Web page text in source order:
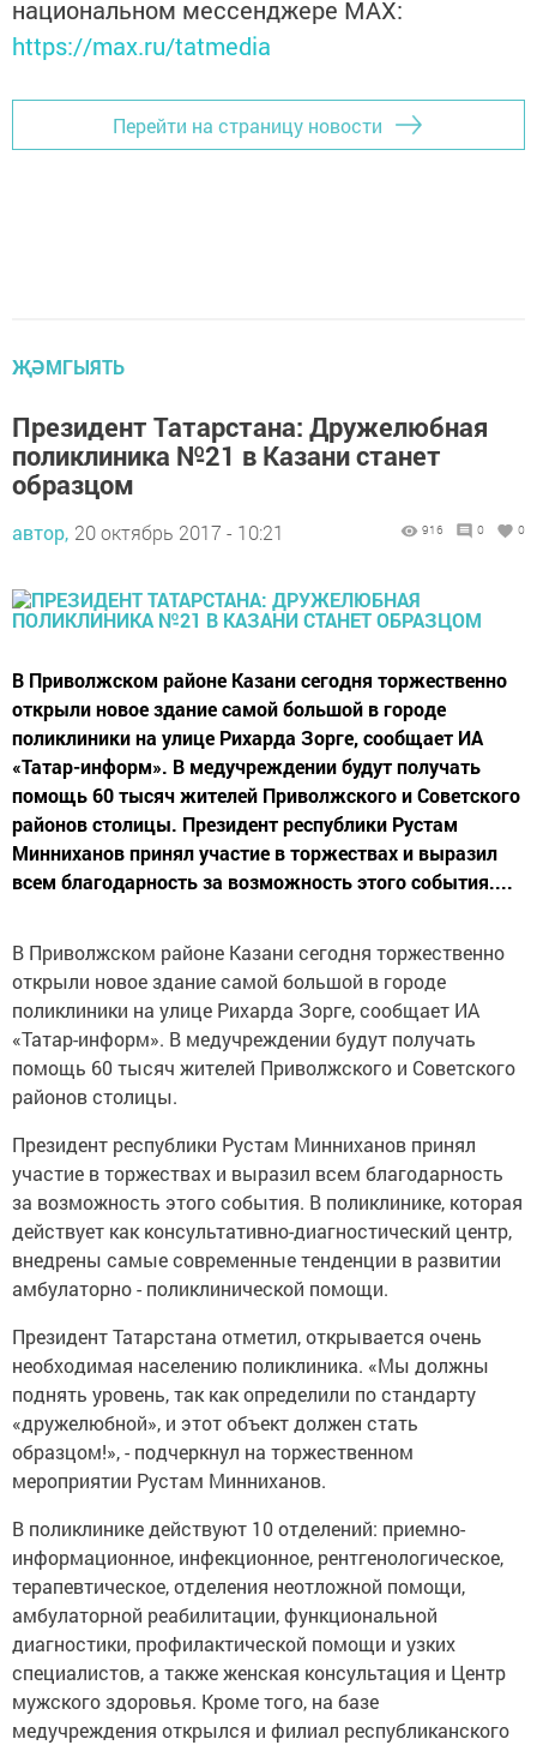
национальном мессенджере MАХ:
https://max.ru/tatmedia
Перейти на страницу новости
ҖӘМГЫЯТЬ
Президент Татарстана: Дружелюбная
поликлиника №21 в Казани станет
образцом
автор, 20 октябрь 2017 - 10:21 916 0 0
В Приволжском районе Казани сегодня торжественно
открыли новое здание самой большой в городе
поликлиники на улице Рихарда Зорге, сообщает ИА
«Татар-информ». В медучреждении будут получать
помощь 60 тысяч жителей Приволжского и Советского
районов столицы. Президент республики Рустам
Минниханов принял участие в торжествах и выразил
всем благодарность за возможность этого события....
В Приволжском районе Казани сегодня торжественно
открыли новое здание самой большой в городе
поликлиники на улице Рихарда Зорге, сообщает ИА
«Татар-информ». В медучреждении будут получать
помощь 60 тысяч жителей Приволжского и Советского
районов столицы.
Президент республики Рустам Минниханов принял
участие в торжествах и выразил всем благодарность
за возможность этого события. В поликлинике, которая
действует как консультативно-диагностический центр,
внедрены самые современные тенденции в развитии
амбулаторно - поликлинической помощи.
Президент Татарстана отметил, открывается очень
необходимая населению поликлиника. «Мы должны
поднять уровень, так как определили по стандарту
«дружелюбной», и этот объект должен стать
образцом!», - подчеркнул на торжественном
мероприятии Рустам Минниханов.
В поликлинике действуют 10 отделений: приемно-
информационное, инфекционное, рентгенологическое,
терапевтическое, отделения неотложной помощи,
амбулаторной реабилитации, функциональной
диагностики, профилактической помощи и узких
специалистов, а также женская консультация и Центр
мужского здоровья. Кроме того, на базе
медучреждения открылся и филиал республиканского